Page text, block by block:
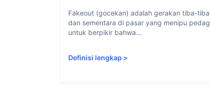
Fakeout (gocekan) adalah gerakan tiba-tiba
dan sementara di pasar yang menipu
untuk berpikir bahwa...
Definisi lengkap >